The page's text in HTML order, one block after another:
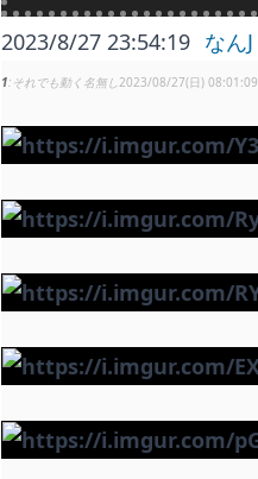
2023/8/27 23:54:19 なん
1 それでも動く名無し2023/08/27(日)